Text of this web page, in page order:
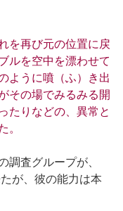
を再び元の位置に戻
ルを空中を漂わせて
ように噴（ふ）き出
その場でみるみる開
たりなどの、異常と
。
調査グループが、
が、彼の能力は本